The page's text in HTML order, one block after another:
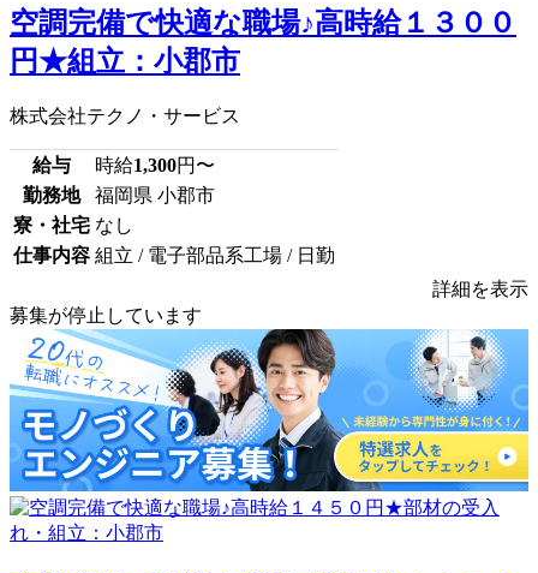
空調完備で快適な職場♪高時給１３００
円★組立：小郡市
株式会社テクノ・サービス
給与 時給1,300円〜
勤務地
福岡県 小郡市
寮・社宅 なし
仕事内容 組立 / 電子部品系工場 / 日勤
詳細を表示
募集が停止しています